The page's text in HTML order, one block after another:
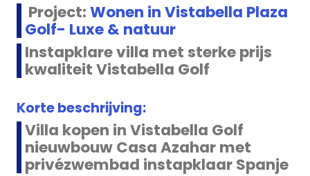
Project:Wonen in Vistabella Plaza
Golf- Luxe & natuur
Instapklare villa met sterke prijs
kwaliteit Vistabella Golf
Korte beschrijving:
Villa kopen in Vistabella Golf
nieuwbouw Casa Azahar met
privézwembad instapklaar Spanje